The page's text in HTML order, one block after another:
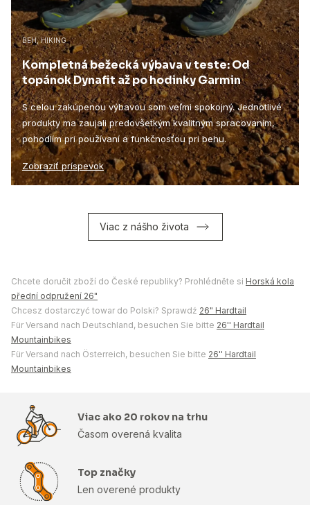
BEH, HIKING
Kompletná bežecká výbava v teste: Od
topánok Dynafit až po hodinky Garmin
S celou zakúpenou výbavou som veľmi spokojný. Jednotlivé
produkty ma zaujali predovšetkým kvalitným spracovaním,
pohodlím pri používaní a funkčnosťou pri behu.
Zobraziť príspevok
Viac z nášho života
Chcete doručit zboží do České republiky? Prohlédněte si Horská kola
přední odpružení 26"
Chcesz dostarczyć towar do Polski? Sprawdź 26" Hardtail
Für Versand nach Deutschland, besuchen Sie bitte 26'' Hardtail
Mountainbikes
Für Versand nach Österreich, besuchen Sie bitte 26'' Hardtail
Mountainbikes
Viac ako 20 rokov na trhu
Časom overená kvalita
Top značky
Len overené produkty